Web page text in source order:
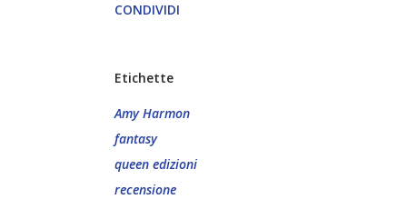
CONDIVIDI
Etichette
Amy Harmon
fantasy
queen edizioni
recensione